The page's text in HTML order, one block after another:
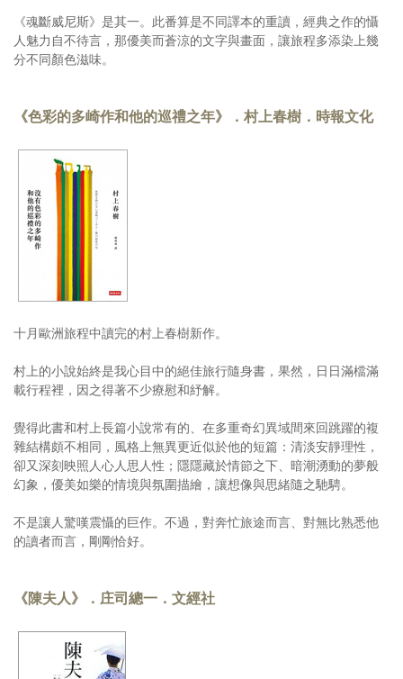
《魂斷威尼斯》是其一。此番算是不同譯本的重讀，經典之作的懾
人魅力自不待言，那優美而蒼涼的文字與畫面，讓旅程多添染上幾
分不同顏色滋味。
《色彩的多崎作和他的巡禮之年》．村上春樹．時報文化
十月歐洲旅程中讀完的村上春樹新作。
村上的小說始終是我心目中的絕佳旅行隨身書，果然，日日滿檔滿
載行程裡，因之得著不少療慰和紓解。
覺得此書和村上長篇小說常有的、在多重奇幻異域間來回跳躍的複
雜結構頗不相同，風格上無異更近似於他的短篇：清淡安靜理性，
卻又深刻映照人心人思人性；隱隱藏於情節之下、暗潮湧動的夢般
幻象，優美如樂的情境與氛圍描繪，讓想像與思緒隨之馳騁。
不是讓人驚嘆震懾的巨作。不過，對奔忙旅途而言、對無比熟悉他
的讀者而言，剛剛恰好。
《陳夫人》．庄司總一．文經社